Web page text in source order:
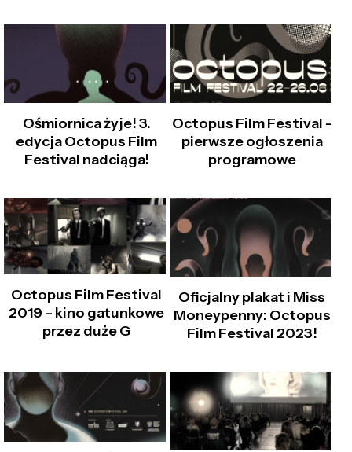
Ośmiornica żyje! 3.
edycja Octopus Film
Festival nadciąga!
Octopus Film Festival -
pierwsze ogłoszenia
programowe
Octopus Film Festival
2019 – kino gatunkowe
przez duże G
Oficjalny plakat i Miss
Moneypenny: Octopus
Film Festival 2023!